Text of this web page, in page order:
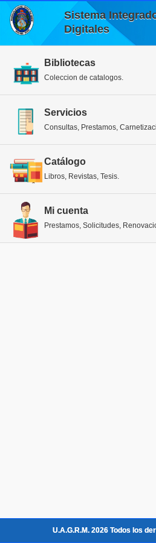
Sistema
Digitales
Bibliotecas
Coleccion de catalogos.
Servicios
Consultas, Prestamos,
Catálogo
Libros, Revistas, Tesis.
Mi cuenta
Prestamos, Solicitudes,
U.A.G.R.M. 2026 Todos los